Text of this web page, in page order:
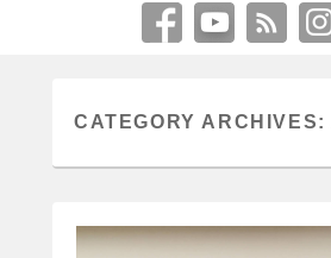
CATEGORY ARCHIVES: